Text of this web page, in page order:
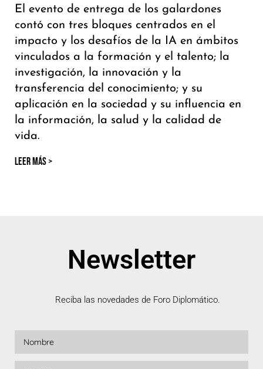
El evento de entrega de los galardones
contó con tres bloques centrados en el
impacto y los desafíos de la IA en ámbitos
vinculados a la formación y el talento; la
investigación, la innovación y la
transferencia del conocimiento; y su
aplicación en la sociedad y su influencia en
la información, la salud y la calidad de
vida.
LEER MÁS >
Newsletter
Reciba las novedades de Foro Diplomático.